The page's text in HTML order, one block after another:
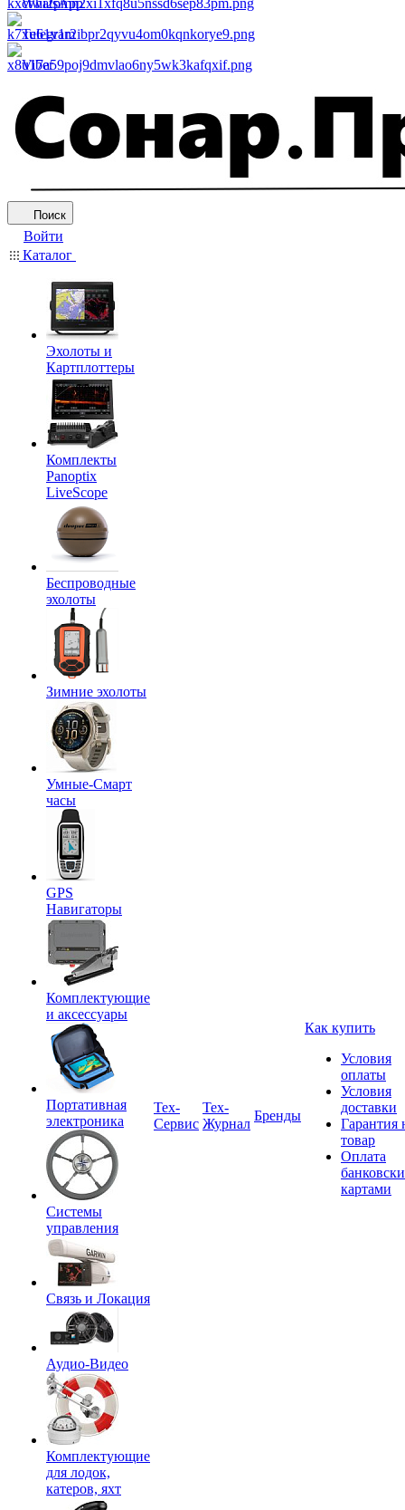
WhatsApp
Telegram
Viber
Поиск
Войти
Каталог
Эхолоты и
Картплоттеры
Комплекты
Panoptix
LiveScope
Беспроводные
эхолоты
Зимние эхолоты
Умные-Смарт
часы
GPS
Навигаторы
Комплектующие
и аксессуары
Портативная
электроника
Системы
управления
Связь и Локация
Аудио-Видео
Комплектующие
для лодок,
катеров, яхт
Tex-
Сервис
Тех-
Журнал
Бренды
Как купить
Условия
оплаты
Условия
доставки
Гарантия
товар
Оплата
картами